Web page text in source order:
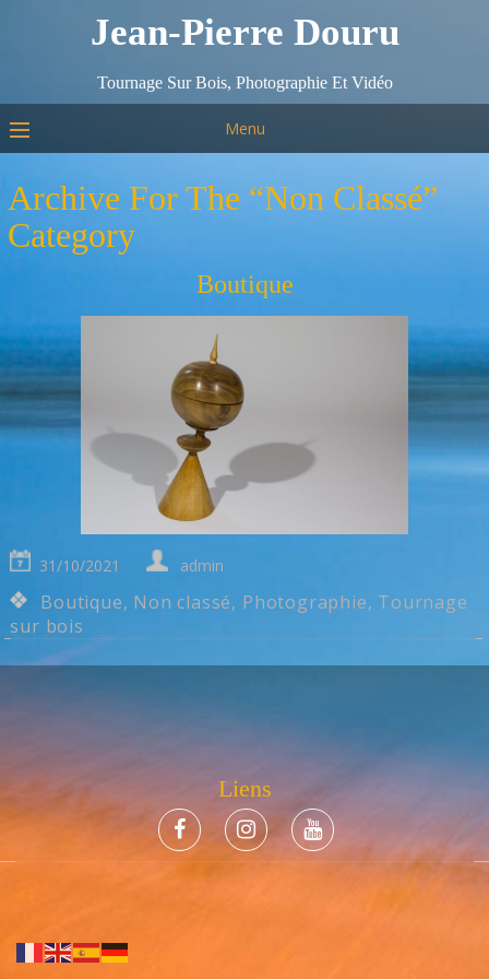
Jean-Pierre Douru
Tournage Sur Bois, Photographie Et Vidéo
Menu
Archive For The “Non Classé”
Category
Boutique
31/10/2021 admin
Boutique, Non classé, Photographie, Tournage
sur bois
Liens